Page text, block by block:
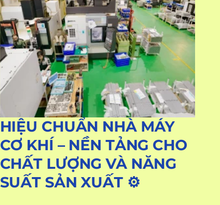
HIỆU CHUẨN NHÀ MÁY
CƠ KHÍ – NỀN TẢNG CHO
CHẤT LƯỢNG VÀ NĂNG
SUẤT SẢN XUẤT ⚙️